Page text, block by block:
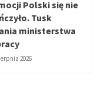
Polski się nie
Tusk
ministerstwa
2026